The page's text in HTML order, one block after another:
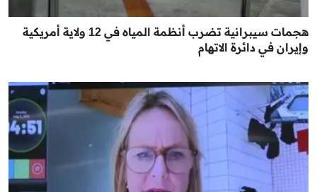
هجمات سيبرانية تضرب أنظمة المياه في 12 ولاية أمريكية
وإيران في دائرة الاتهام